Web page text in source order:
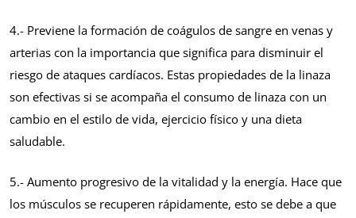
4.- Previene la formación de coágulos de sangre en venas y
arterias con la importancia que significa para disminuir el
riesgo de ataques cardíacos. Estas propiedades de la linaza
son efectivas si se acompaña el consumo de linaza con un
cambio en el estilo de vida, ejercicio físico y una dieta
saludable.
5.- Aumento progresivo de la vitalidad y la energía. Hace que
los músculos se recuperen rápidamente, esto se debe a que